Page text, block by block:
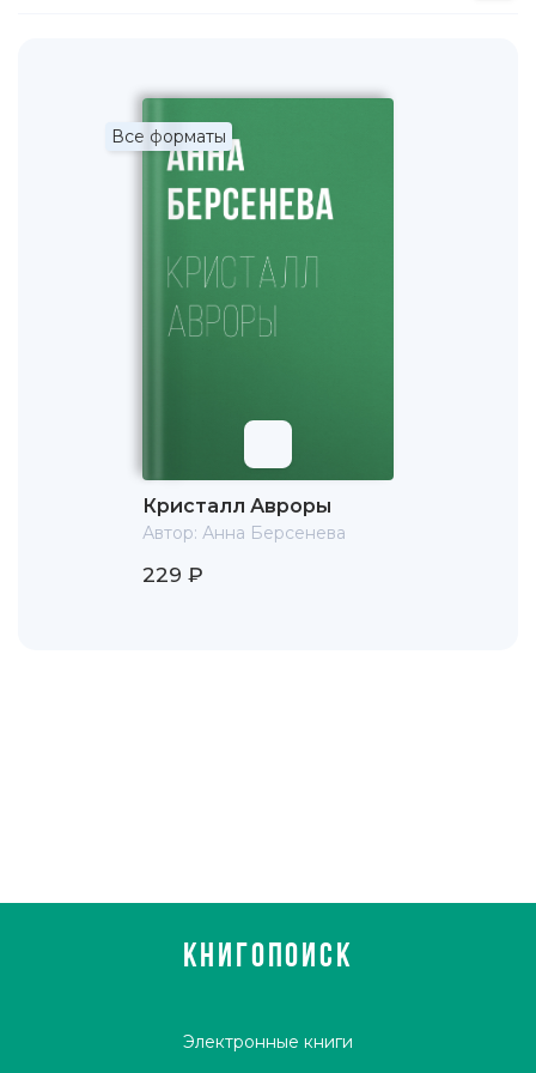
им. А.М. Горького. Она занимается литературоведением
и литературной критикой, ее статьи печатаются в
журналах и энциклопедических изданиях ("Вопросы
литературы", "Знамя", "Культ личностей", энциклопедия
"Русские писатели ХХ века" и др.).
Все форматы
Кристалл Авроры
Автор: Анна Берсенева
229 ₽
КНИГОПОИСК
Электронные книги